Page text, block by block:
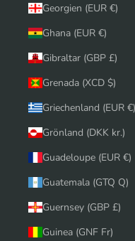
Georgien (EUR €)
Ghana (EUR €)
Gibraltar (GBP £)
Grenada (XCD $)
Griechenland (EUR €)
Grönland (DKK kr.)
Guadeloupe (EUR €)
Guatemala (GTQ Q)
Guernsey (GBP £)
Guinea (GNF Fr)